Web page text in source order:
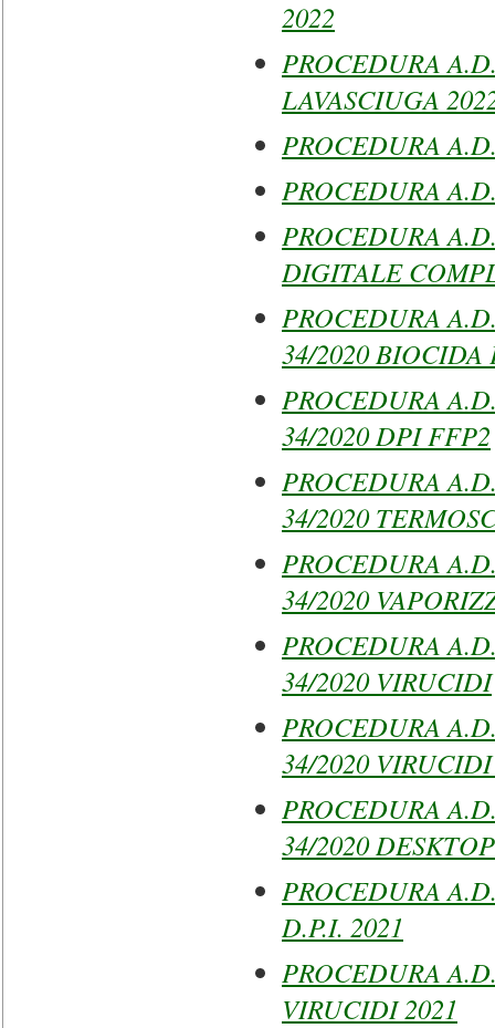
2022
PROCEDURA
LAVASCIUGA
PROCEDURA
PROCEDURA
PROCEDURA
DIGITALE
PROCEDURA
34/2020 BIOCIDA
PROCEDURA
34/2020 DPI FFP2
PROCEDURA
34/2020
PROCEDURA
34/2020
PROCEDURA
34/2020 VIRUCIDI
PROCEDURA
34/2020
PROCEDURA
34/2020
PROCEDURA
D.P.I. 2021
PROCEDURA
VIRUCIDI 2021